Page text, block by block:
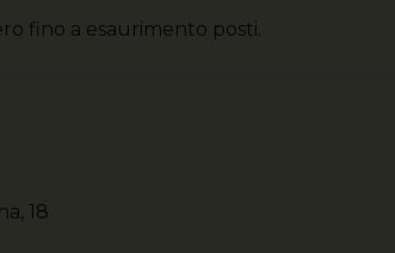
fino a esaurimento posti.
18